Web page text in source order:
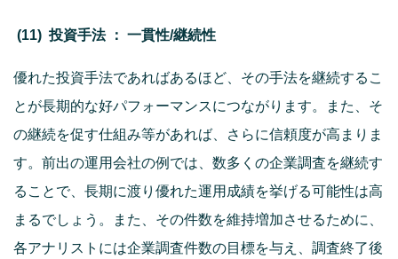
(11) 投資手法 ： 一貫性/継続性
優れた投資手法であればあるほど、その手法を継続するこ
とが長期的な好パフォーマンスにつながります。また、そ
の継続を促す仕組み等があれば、さらに信頼度が高まりま
す。前出の運用会社の例では、数多くの企業調査を継続す
ることで、長期に渡り優れた運用成績を挙げる可能性は高
まるでしょう。また、その件数を維持増加させるために、
各アナリストには企業調査件数の目標を与え、調査終了後